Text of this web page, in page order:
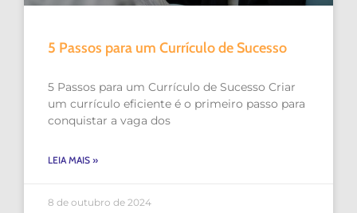
5 Passos para um Currículo de Sucesso
5 Passos para um Currículo de Sucesso Criar
um currículo eficiente é o primeiro passo para
conquistar a vaga dos
LEIA MAIS »
8 de outubro de 2024